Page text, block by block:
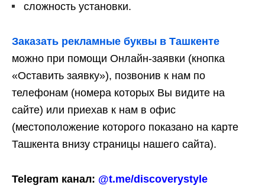
сложность установки.
Заказать рекламные буквы в Ташкенте
можно при помощи Онлайн-заявки (кнопка
«Оставить заявку»), позвонив к нам по
телефонам (номера которых Вы видите на
сайте) или приехав к нам в офис
(местоположение которого показано на карте
Ташкента внизу страницы нашего сайта).
Telegram канал: @t.me/discoverystyle